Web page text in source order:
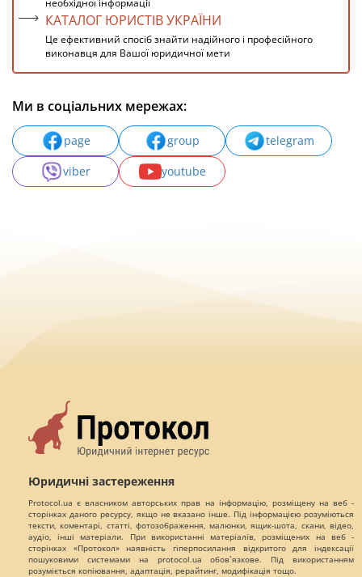
необхідної інформації
КАТАЛОГ ЮРИСТІВ УКРАЇНИ
Це ефективний спосіб знайти надійного і професійного
виконавця для Вашої юридичної мети
Ми в соціальних мережах:
page group
telegram
viber
youtube
Юридичні застереження
Protocol.ua є власником авторських прав на інформацію, розміщену на веб -
сторінках даного ресурсу, якщо не вказано інше. Під інформацією розуміються
тексти, коментарі, статті, фотозображення, малюнки, ящик-шота, скани, відео,
аудіо, інші матеріали. При використанні матеріалів, розміщених на веб -
сторінках «Протокол» наявність гіперпосилання відкритого для індексації
пошуковими системами на protocol.ua обов`язкове. Під використанням
розуміється копіювання, адаптація, рерайтинг, модифікація тощо.